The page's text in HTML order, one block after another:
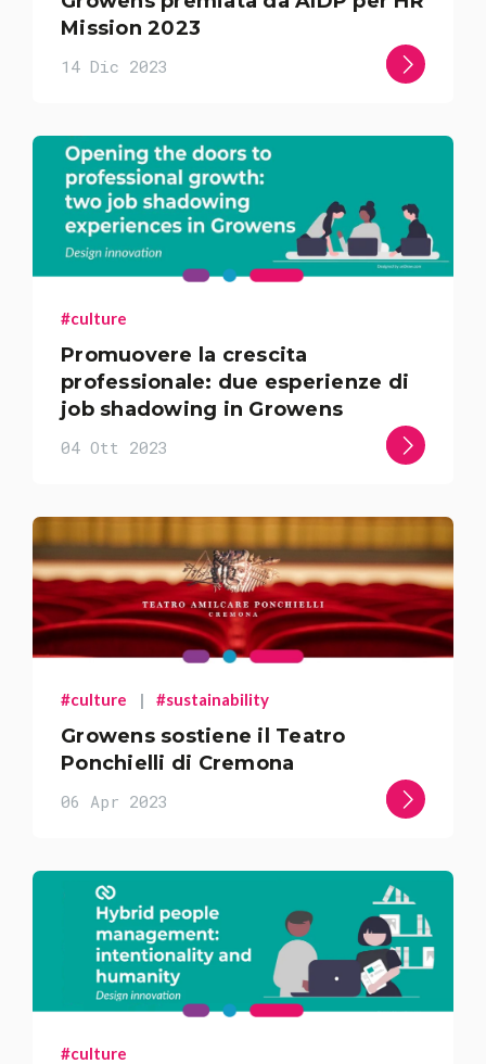
Mission 2023
14 Dic 2023
#culture
Promuovere la crescita
professionale: due esperienze di
job shadowing in Growens
04 Ott 2023
#culture | #sustainability
Growens sostiene il Teatro
Ponchielli di Cremona
06 Apr 2023
#culture